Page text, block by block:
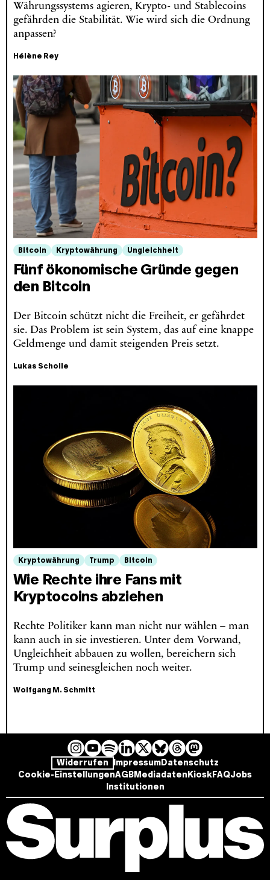
Währungssystems agieren, Krypto- und Stablecoins
gefährden die Stabilität. Wie wird sich die Ordnung
anpassen?
Hélène Rey
Bitcoin Kryptowährung Ungleichheit
Fünf ökonomische Gründe gegen
den Bitcoin
Der Bitcoin schützt nicht die Freiheit, er gefährdet
sie. Das Problem ist sein System, das auf eine knappe
Geldmenge und damit steigenden Preis setzt.
Lukas Scholle
Kryptowährung Trump Bitcoin
Wie Rechte ihre Fans mit
Kryptocoins abziehen
Rechte Politiker kann man nicht nur wählen – man
kann auch in sie investieren. Unter dem Vorwand,
Ungleichheit abbauen zu wollen, bereichern sich
Trump und seinesgleichen noch weiter.
Wolfgang M. Schmitt
I
n
s
t
a
Y
o
u
T
S
p
o
t
L
i
n
k
d
B
l
u
e
k
y
T
h
r
e
a
M
a
s
t
n
Widerrufen ImpressumDatenschutz
Cookie-EinstellungenAGBMediadaten KioskFAQJobs
Institutionen